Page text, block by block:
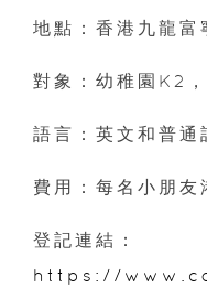
地點：香港九龍富
對象：幼稚園K2
語言：英文和普通
費用：每名小朋
登記連結：
https://